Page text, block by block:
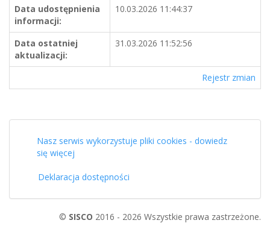
Data udostępnienia
informacji:
10.03.2026 11:44:37
Data ostatniej
aktualizacji:
31.03.2026 11:52:56
Rejestr zmian
Nasz serwis wykorzystuje pliki cookies - dowiedz
się więcej
Deklaracja dostępności
© SISCO 2016 - 2026 Wszystkie prawa zastrzeżone.